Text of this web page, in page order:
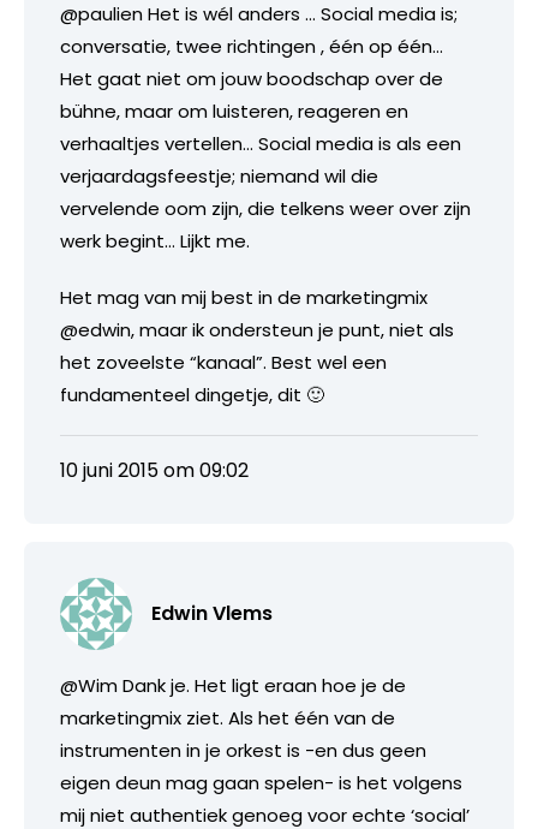
@paulien Het is wél anders … Social media is;
conversatie, twee richtingen , één op één…
Het gaat niet om jouw boodschap over de
bühne, maar om luisteren, reageren en
verhaaltjes vertellen… Social media is als een
verjaardagsfeestje; niemand wil die
vervelende oom zijn, die telkens weer over zijn
werk begint… Lijkt me.
Het mag van mij best in de marketingmix
@edwin, maar ik ondersteun je punt, niet als
het zoveelste “kanaal”. Best wel een
fundamenteel dingetje, dit 🙂
10 juni 2015 om 09:02
Edwin Vlems
@Wim Dank je. Het ligt eraan hoe je de
marketingmix ziet. Als het één van de
instrumenten in je orkest is -en dus geen
eigen deun mag gaan spelen- is het volgens
mij niet authentiek genoeg voor echte ‘social’